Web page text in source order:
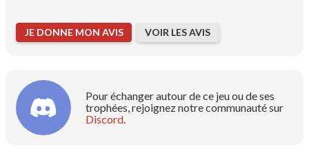
JE DONNE MON AVIS VOIR LES AVIS
Pour échanger autour de ce jeu ou de ses
trophées, rejoignez notre communauté sur
Discord.